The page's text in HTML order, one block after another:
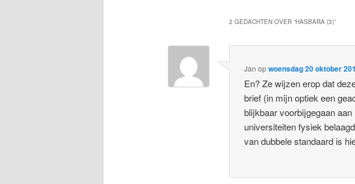
2 GEDACHTEN OVER “HASBARA (3)”
Jan opwoensdag 20 oktober
En? Ze wijzen erop dat
brief (in mijn optiek een
blijkbaar voorbijgegaan
universiteiten fysiek
van dubbele standaard is